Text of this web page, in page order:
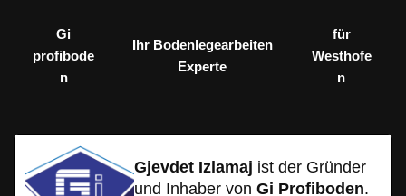
Gi
profibode
n
Ihr Bodenlegearbeiten
Experte
für
Westhofe
n
Gjevdet Izlamaj ist der Gründer
und Inhaber von Gi Profiboden.